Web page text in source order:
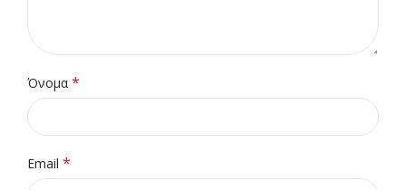
Όνομα *
Email *